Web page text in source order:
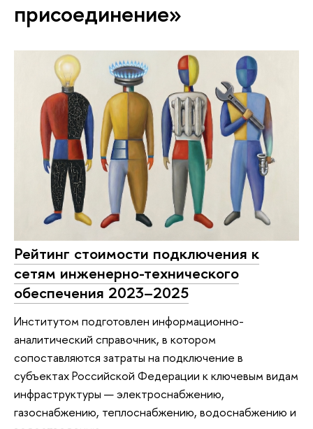
присоединение»
Рейтинг стоимости подключения к
сетям инженерно-технического
обеспечения 2023–2025
Институтом подготовлен информационно-
аналитический справочник, в котором
сопоставляются затраты на подключение в
субъектах Российской Федерации к ключевым видам
инфраструктуры — электроснабжению,
газоснабжению, теплоснабжению, водоснабжению и